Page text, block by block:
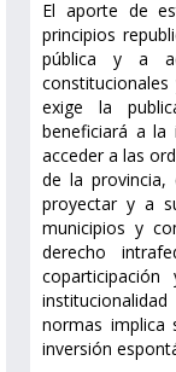
El aporte de
principios
pública y a
exige la
beneficiará a la
acceder a las
de la provincia,
proyectar y a
municipios y
derecho
normas implica
inversión